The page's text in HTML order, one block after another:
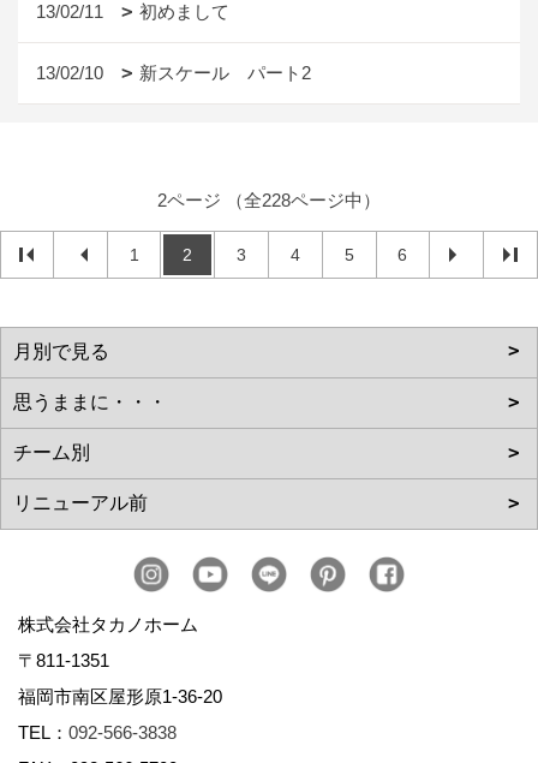
13/02/11 初めまして
13/02/10 新スケール パート2
2ページ （全228ページ中）
1 2 3 4 5 6
株式会社タカノホーム
〒811-1351
福岡市南区屋形原1-36-20
TEL： 092-566-3838